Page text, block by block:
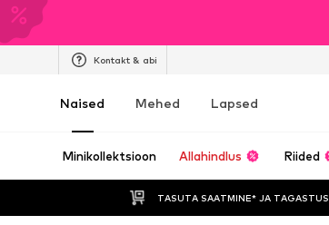
Kontakt & abi
Naised Mehed Lapsed
Minikollektsioon Allahindlus Riided
TASUTA SAATMINE* JA TAGASTUS